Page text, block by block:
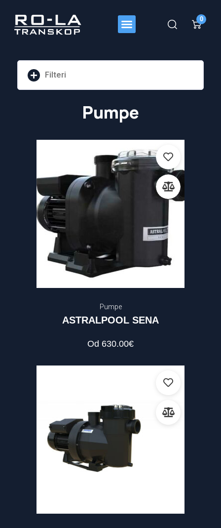
0
Filteri
Cijena
Pumpe
Pumpe
ASTRALPOOL SENA
Od 630.00€